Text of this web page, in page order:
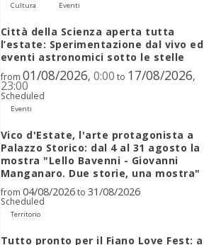
Cultura Eventi
Città della Scienza aperta tutta
l’estate: Sperimentazione dal vivo ed
eventi astronomici sotto le stelle
from 01/08/2026, 0:00 to 17/08/2026,
23:00
Scheduled
Eventi
Vico d'Estate, l'arte protagonista a
Palazzo Storico: dal 4 al 31 agosto la
mostra "Lello Bavenni - Giovanni
Manganaro. Due storie, una mostra"
from 04/08/2026to 31/08/2026
Scheduled
Territorio
Tutto pronto per il Fiano Love Fest: a